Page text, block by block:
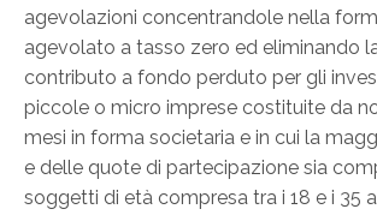
agevolazioni concentrandole nella
agevolato a tasso zero ed eliminando
contributo a fondo perduto per gli
piccole o micro imprese costituite da
mesi in forma societaria e in cui la
e delle quote di partecipazione sia
soggetti di età compresa tra i 18 e i 35